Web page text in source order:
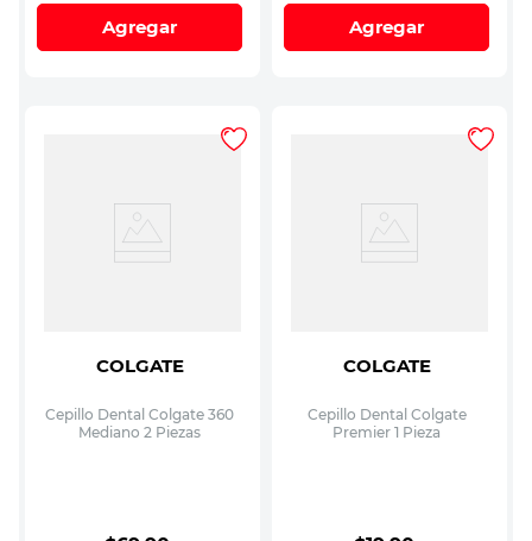
Agregar Agregar
COLGATE
Cepillo Dental Colgate 360
Mediano 2 Piezas
COLGATE
Cepillo Dental Colgate
Premier 1 Pieza